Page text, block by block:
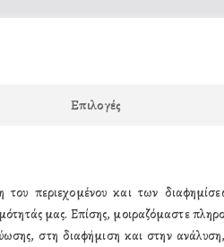
Επιλογές
του περιεχομένου και των
μας. Επίσης, μοιραζόμαστε
στη διαφήμιση και στην ανάλυση,